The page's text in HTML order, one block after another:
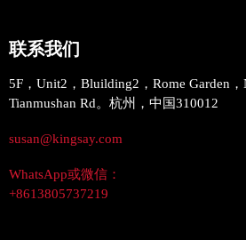
联系我们
5F，Unit2，Bluilding2，Rome Garden，
Tianmushan Rd。杭州，中国310012
susan@kingsay.com
WhatsApp或微信：
+8613805737219